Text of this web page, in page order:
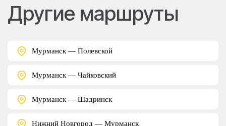
Другие маршруты
Мурманск — Полевской
Мурманск — Чайковский
Мурманск — Шадринск
Нижний Новгород — Мурманск